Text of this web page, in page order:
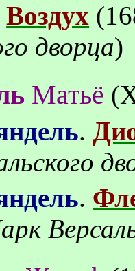
Воздух
дворца)
Матьё (
.
.